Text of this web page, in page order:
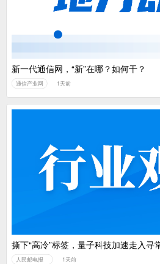
新一代通信网，“新”在哪？如何干？
通信产业网 1天前
撕下“高冷”标签，量子科技加速走入寻
人民邮电报 1天前